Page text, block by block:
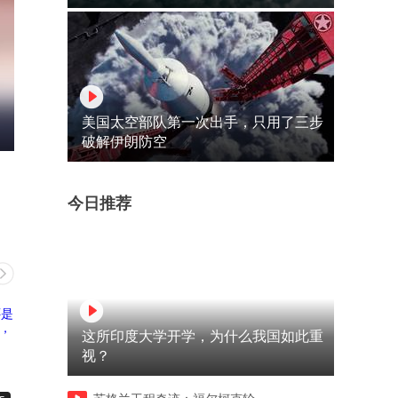
美国太空部队第一次出手，只用了三步
破解伊朗防空
今日推荐
这所印度大学开学，为什么我国如此重
视？